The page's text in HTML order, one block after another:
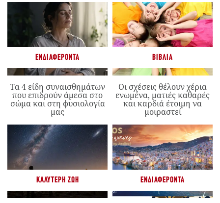
ΕΝΔΙΑΦΈΡΟΝΤΑ
Τα 4 είδη συναισθημάτων
που επιδρούν άμεσα στο
σώμα και στη φυσιολογία
μας
ΒΙΒΛΊΑ
Οι σχέσεις θέλουν χέρια
ενωμένα, ματιές καθαρές
και καρδιά έτοιμη να
μοιραστεί
ΚΑΛΎΤΕΡΗ ΖΩΉ ΕΝΔΙΑΦΈΡΟΝΤΑ